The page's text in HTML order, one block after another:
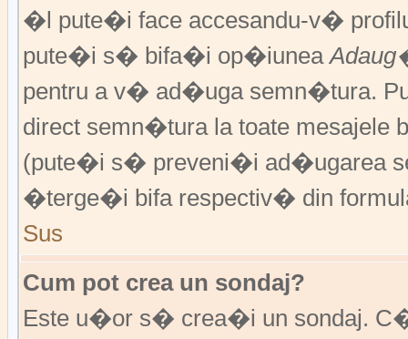
�l pute�i face accesandu-v�
pute�i s� bifa�i op�iunea
pentru a v� ad�uga semn�tura.
direct semn�tura la toate mesajele
(pute�i s� preveni�i ad�ugarea
�terge�i bifa respectiv� din
Sus
Cum pot crea un sondaj?
Este u�or s� crea�i un sondaj.